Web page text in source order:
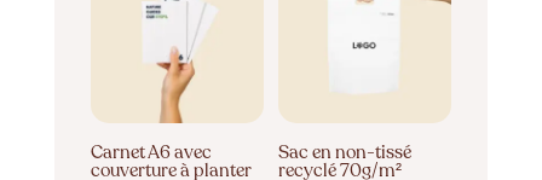
Carnet A6 avec
couverture à planter
Sac en non-tissé
recyclé 70g/m²